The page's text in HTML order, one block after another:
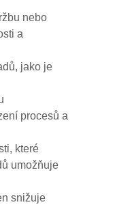
nebo
a
jako je
procesů a
které
umožňuje
snižuje